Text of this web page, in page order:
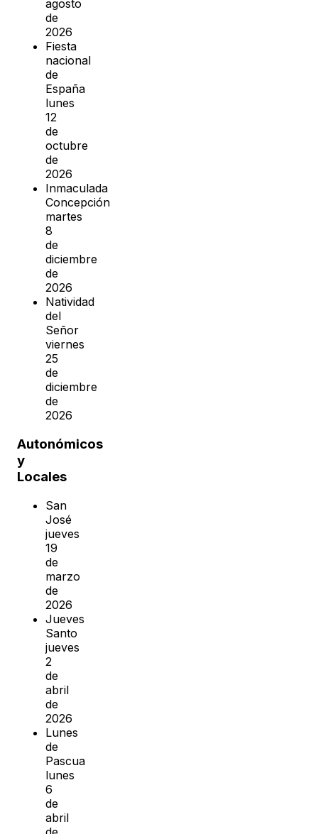
agosto
de
2026
Fiesta
nacional
de
España
lunes
12
de
octubre
de
2026
Inmaculada
Concepción
martes
8
de
diciembre
de
2026
Natividad
del
Señor
viernes
25
de
diciembre
de
2026
Autonómicos
y
Locales
San
José
jueves
19
de
marzo
de
2026
Jueves
Santo
jueves
2
de
abril
de
2026
Lunes
de
Pascua
lunes
6
de
abril